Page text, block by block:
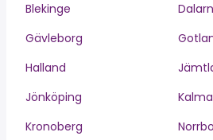
Blekinge
Gävleborg
Halland
Jönköping
Kronoberg